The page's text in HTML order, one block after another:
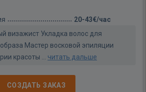
20-43€/час
визажист Укладка волос для
Мастер восковой эпиляции
красоты ... читать дальше
СОЗДАТЬ ЗАКАЗ